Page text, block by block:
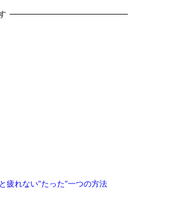
疲れない”たった”一つの方法